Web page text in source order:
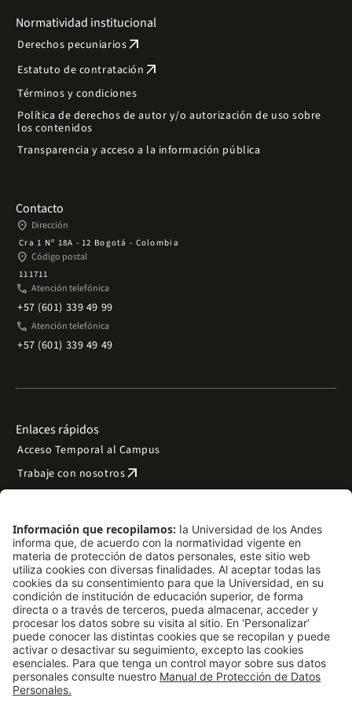
Normatividad institucional
Derechos pecuniariosarrow_outward
Estatuto de contratación arrow_outward
Términos y condiciones
Política de derechos de autor y/o autorización de uso sobre
los contenidos
Transparencia y acceso a la información pública
Contacto
place Dirección
Cra 1 Nº 18A - 12 Bogotá - Colombia
place Código postal
111711
phone Atención telefónica
+57 (601) 339 49 99
phone Atención telefónica
+57 (601) 339 49 49
Enlaces rápidos
Acceso Temporal al Campus
Trabaje con nosotrosarrow_outward
Preguntas frecuentes
Filantropía y donacionesarrow_outward
Mapa del sitio arrow_outward
Síguenos
LinkedIn
Instagram
Facebook